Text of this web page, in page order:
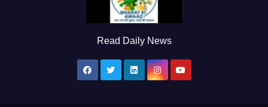
Read Daily News